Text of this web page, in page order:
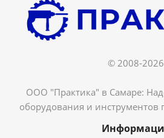
© 2008-2026
ООО "Практика" в Самаре:
оборудования и